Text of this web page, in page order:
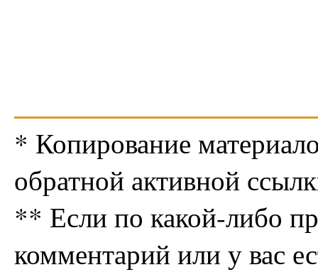
* Копирование
обратной активной
** Если по какой-либо
комментарий или у вас